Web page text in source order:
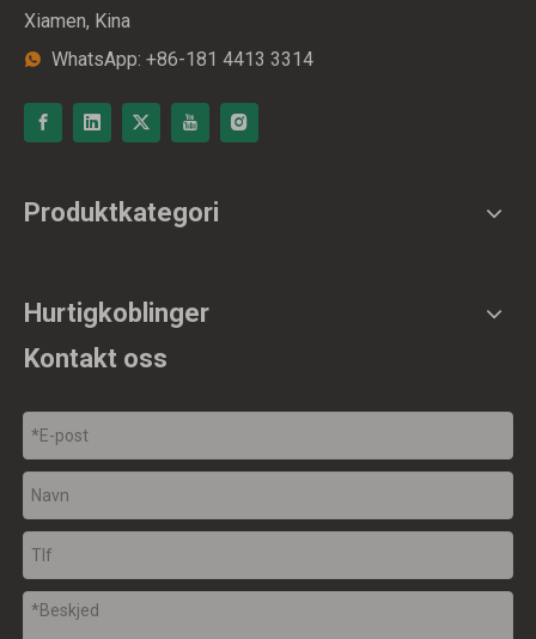
Xiamen, Kina
 WhatsApp: +86-181 4413 3314
Produktkategori
Hurtigkoblinger
Kontakt oss